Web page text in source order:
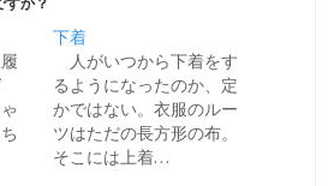
下着
人がいつから下着をす
るようになったのか、定
かではない。衣服のルー
ツはただの長方形の布。
そこには上着…